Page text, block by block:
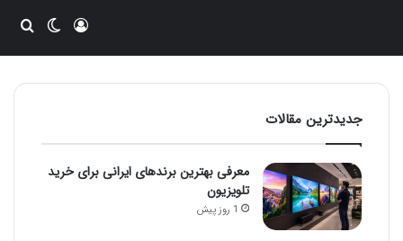
ورودتغییر
جدیدترین مقالات
معرفی بهترین برندهای ایرانی برای خرید
تلویزیون
1 روز پیش